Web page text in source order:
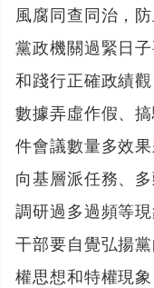
風腐同查同治，
黨政機關過緊日
和踐行正確政績
數據弄虛作假、
件會議數量多效
向基層派任務、
調研過多過頻等
干部要自覺弘揚
權思想和特權現